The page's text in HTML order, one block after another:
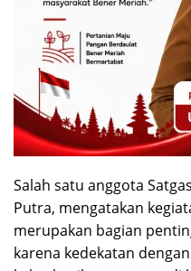
Salah satu anggota
Putra, mengatakan
merupakan bagian
karena kedekatan